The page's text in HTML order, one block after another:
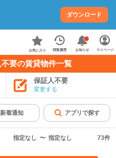
ダウンロード
お気に入り 閲覧履歴 お知らせ マイページ
要の賃貸物件一覧
保証人不要
変更する
新着通知 アプリで探す
指定なし 〜 指定なし 73件